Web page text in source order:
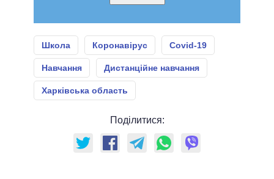
Школа Коронавірус Covid-19
Навчання Дистанційне навчання
Харківська область
Поділитися: